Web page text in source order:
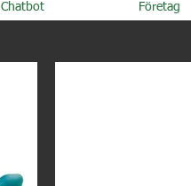
Chatbot Företag